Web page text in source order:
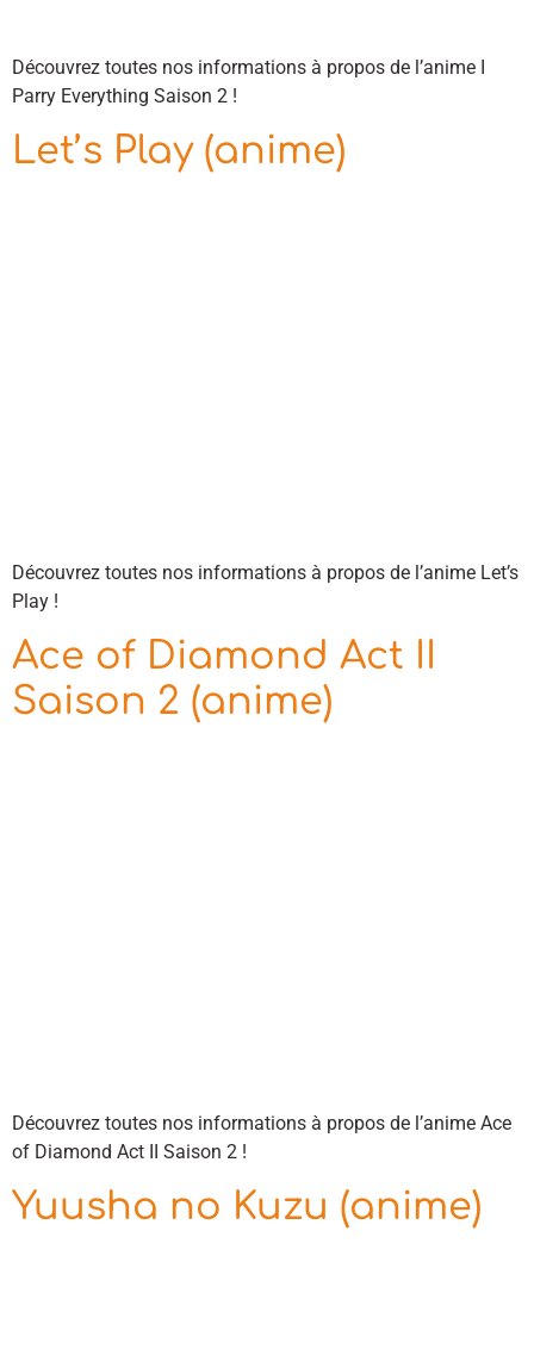
Découvrez toutes nos informations à propos de l’anime I
Parry Everything Saison 2 !
Let’s Play (anime)
Découvrez toutes nos informations à propos de l’anime Let’s
Play !
Ace of Diamond Act II
Saison 2 (anime)
Découvrez toutes nos informations à propos de l’anime Ace
of Diamond Act II Saison 2 !
Yuusha no Kuzu (anime)